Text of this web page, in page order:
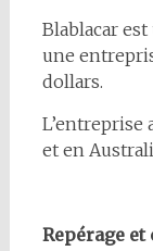
Blablacar est
une
dollars.
L’entreprise
et en
Repérage